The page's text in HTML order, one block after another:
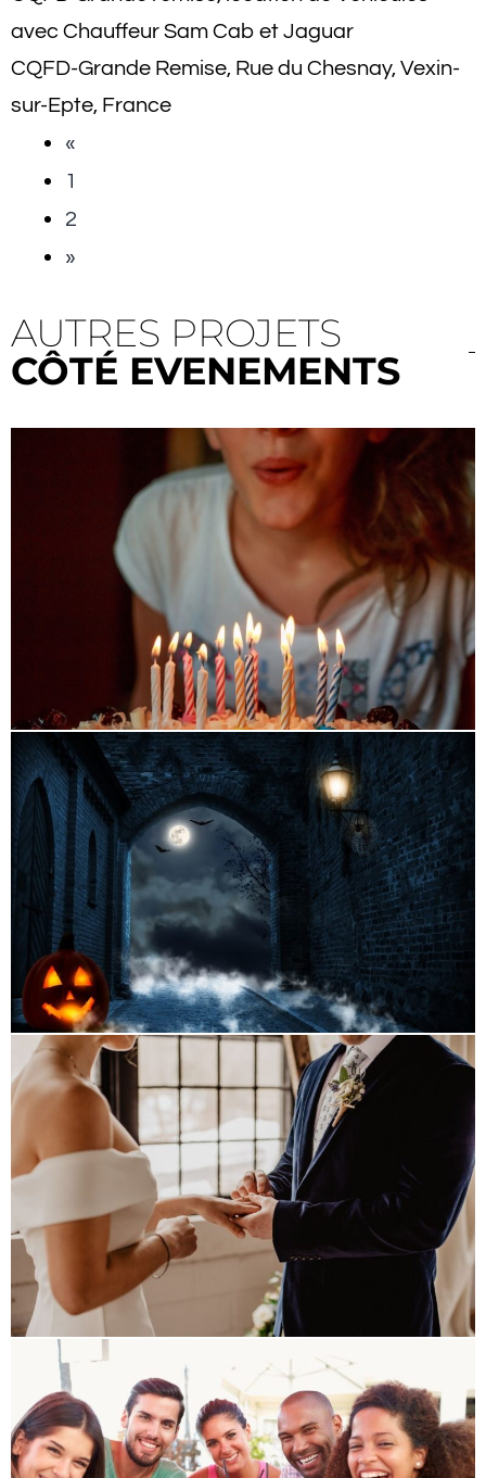
avec Chauffeur Sam Cab et Jaguar
CQFD-Grande Remise, Rue du Chesnay, Vexin-
sur-Epte, France
«
1
2
»
AUTRES PROJETS
CÔTÉ EVENEMENTS